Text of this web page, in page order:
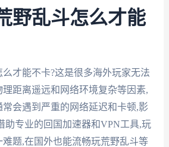
野乱斗怎么才能
才能不卡?这是很多海外玩家无法
距离遥远和网络环境复杂等因素,
会遇到严重的网络延迟和卡顿,影
助专业的回国加速器和VPN工具,玩
题,在国外也能流畅玩荒野乱斗等